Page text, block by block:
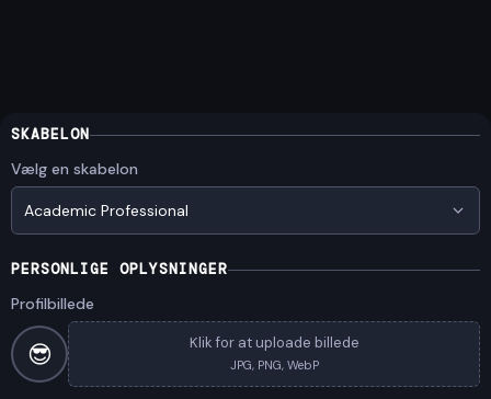
SKABELON
Vælg en skabelon
Academic Professional
PERSONLIGE OPLYSNINGER
Profilbillede
😎 Klik for at uploade billede
JPG, PNG, WebP